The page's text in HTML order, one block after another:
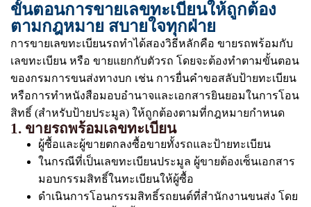
ขั้นตอนการขายเลขทะเบียนให้ถูกต้อง
ตามกฎหมาย สบายใจทุกฝ่าย
การขายเลขทะเบียนรถทำได้สองวิธีหลักคือ ขายรถพร้อมกับ
เลขทะเบียน หรือ ขายแยกกับตัวรถ โดยจะต้องทำตามขั้นตอน
ของกรมการขนส่งทางบก เช่น การยื่นคำขอสลับป้ายทะเบียน
หรือการทำหนังสือมอบอำนาจและเอกสารยินยอมในการโอน
สิทธิ์ (สำหรับป้ายประมูล) ให้ถูกต้องตามที่กฎหมายกำหนด
1. ขายรถพร้อมเลขทะเบียน
ผู้ซื้อและผู้ขายตกลงซื้อขายทั้งรถและป้ายทะเบียน
ในกรณีที่เป็นเลขทะเบียนประมูล ผู้ขายต้องเซ็นเอกสาร
มอบกรรมสิทธิ์ในทะเบียนให้ผู้ซื้อ
ดำเนินการโอนกรรมสิทธิ์รถยนต์ที่สำนักงานขนส่ง โดย